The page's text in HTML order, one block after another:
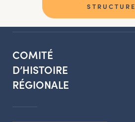
STRUCTURE
COMITÉ
D’HISTOIRE
RÉGIONALE